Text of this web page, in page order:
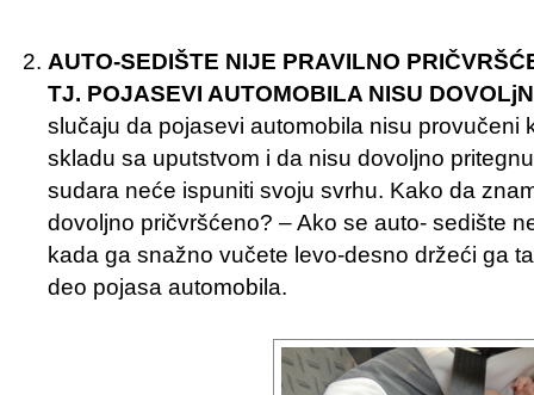
AUTO-SEDIŠTE NIJE PRAVILNO
TJ. POJASEVI AUTOMOBILA NISU
slučaju da pojasevi automobila nisu provučeni
skladu sa uputstvom i da nisu dovoljno
sudara neće ispuniti svoju svrhu. Kako da
dovoljno pričvršćeno? – Ako se auto- sedište
kada ga snažno vučete levo-desno držeći ga
deo pojasa automobila.